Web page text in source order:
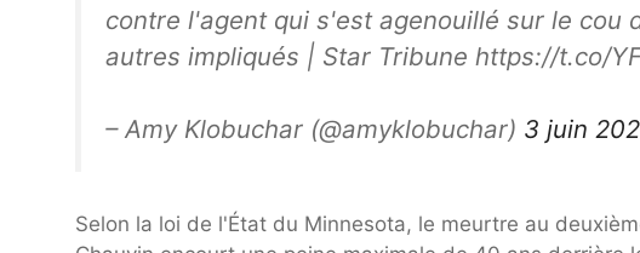
contre l'agent qui s'est agenouillé sur le cou
autres impliqués | Star Tribune https://t.co/
– Amy Klobuchar (@amyklobuchar) 3 juin
Selon la loi de l'État du Minnesota, le meurtre au